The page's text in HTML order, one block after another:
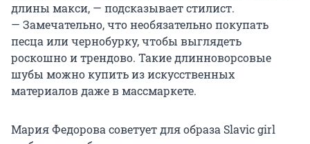
длины макси, — подсказывает стилист.
— Замечательно, что необязательно покупать
песца или чернобурку, чтобы выглядеть
роскошно и трендово. Такие длинноворсовые
шубы можно купить из искусственных
материалов даже в массмаркете.
Мария Федорова советует для образа Slavic girl